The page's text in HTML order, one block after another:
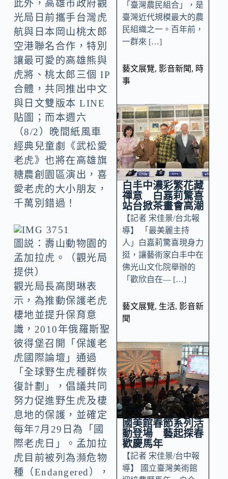
此外，高雄市政府觀
光局日前攜手台灣虎
航與日本岡山桃太郎
空港聯名合作，特別
讓最可愛的高雄熊與
虎將、桃太郎三個 IP
合體，共同推出中文
與日文雙版本 LINE
貼圖；而本週六
（8/2）晚間紙風車
經典兒童劇《武松愛
老虎》也將在高雄旗
糖農創園區演出，喜
愛老虎的大小朋友，
千萬別錯過！
圖説：壽山動物園的
孟加拉虎。（觀光局
提供）
觀光局長高閔琳表
示，為推動保護老虎
棲地並提升保育意
識，2010年俄羅斯聖
彼得堡召開「保護老
虎國際論壇」通過
「全球野生虎種群恢
復計劃」，倡議共同
努力促進野生虎及棲
息地的保護，並確定
每年7月29日為「國
際老虎日」。孟加拉
虎目前被列為瀕危物
種（Endangered），
「臺灣農民組合」，是
臺灣近代規模最大的農
民組織之一。百年前，
一群來 […]
藝文展覽, 影音新聞, 時
事
白丰中濃彩繁花藏
禪意 白嘉莉驚喜
站台掀茶畫會高潮
【記者 宋佳景/台北報
導】 「最美麗主持
人」白嘉莉驚喜現身力
挺，讓藝術家白丰中在
佛光山文化院舉辦的
「歡欣自在— […]
藝文展覽, 生活, 影音新
聞
國美館春節系列活
動登場 藝起探春
歡慶馬年
【記者 宋佳景/台中報
導】 國立臺灣美術館